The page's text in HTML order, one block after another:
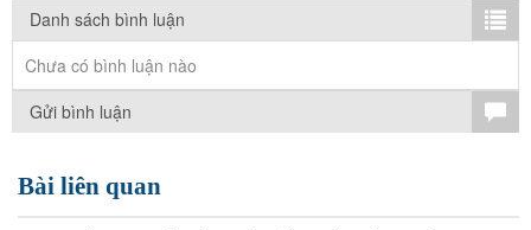
Danh sách bình luận
Chưa có bình luận nào
Gửi bình luận
Bài liên quan